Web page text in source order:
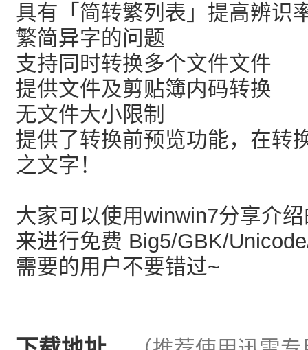
具有「简转繁列表」提高辨识
繁简异字的问题
支持同时转换多个文件文件
提供文件及剪贴簿内码转换
无文件大小限制
提供了转换前预览功能，在转
之文字！
大家可以使用winwin7分享介
来进行免费 Big5/GBK/
需要的用户不要错过~